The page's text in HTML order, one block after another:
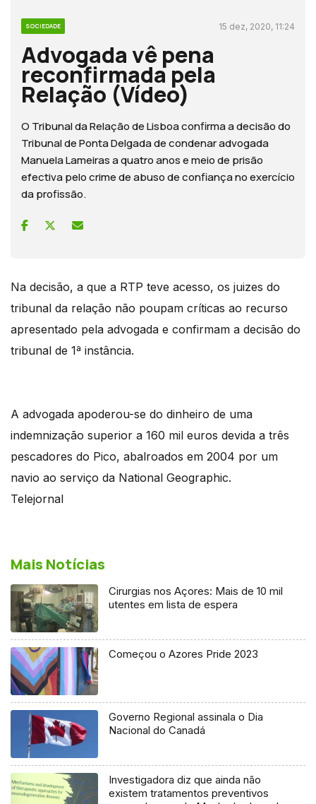
SOCIEDADE 15 dez, 2020, 11:24
Advogada vê pena
reconfirmada pela
Relação (Vídeo)
O Tribunal da Relação de Lisboa confirma a decisão do
Tribunal de Ponta Delgada de condenar advogada
Manuela Lameiras a quatro anos e meio de prisão
efectiva pelo crime de abuso de confiança no exercício
da profissão.
Na decisão, a que a RTP teve acesso, os juizes do
tribunal da relação não poupam críticas ao recurso
apresentado pela advogada e confirmam a decisão do
tribunal de 1ª instância.
A advogada apoderou-se do dinheiro de uma
indemnização superior a 160 mil euros devida a três
pescadores do Pico, abalroados em 2004 por um
navio ao serviço da National Geographic.
Telejornal
Mais Notícias
Cirurgias nos Açores: Mais de 10 mil
utentes em lista de espera
Começou o Azores Pride 2023
Governo Regional assinala o Dia
Nacional do Canadá
Investigadora diz que ainda não
existem tratamentos preventivos